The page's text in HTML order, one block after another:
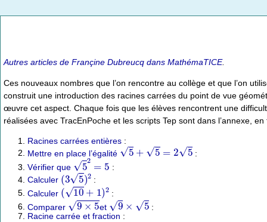
Autres articles de Françine Dubreucq dans MathémaTICE.
Ces nouveaux nombres que l’on rencontre au collège et que l’on
construit une introduction des racines carrées du point de vue
œuvre cet aspect. Chaque fois que les élèves rencontrent une
réalisées avec TracEnPoche et les scripts Tep sont dans l’annexe, en
Racines carrées entières :
Mettre en place l’égalité 5+5 = 5
:
Vérifier que
2=5
:
Calculer (35 )2
:
Calculer ( 10+1)
:
Comparer 9 ×5 et ×5
:
Racine carrée et fraction :